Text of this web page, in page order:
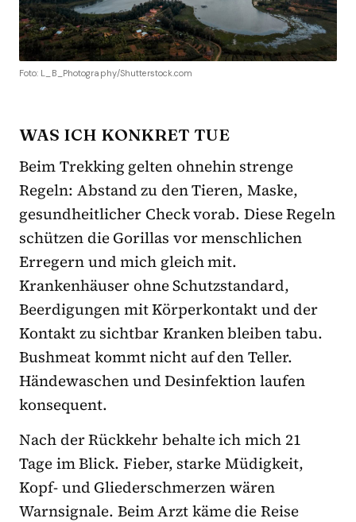
Foto: L_B_Photography/Shutterstock.com
WAS ICH KONKRET TUE
Beim Trekking gelten ohnehin strenge
Regeln: Abstand zu den Tieren, Maske,
gesundheitlicher Check vorab. Diese Regeln
schützen die Gorillas vor menschlichen
Erregern und mich gleich mit.
Krankenhäuser ohne Schutzstandard,
Beerdigungen mit Körperkontakt und der
Kontakt zu sichtbar Kranken bleiben tabu.
Bushmeat kommt nicht auf den Teller.
Händewaschen und Desinfektion laufen
konsequent.
Nach der Rückkehr behalte ich mich 21
Tage im Blick. Fieber, starke Müdigkeit,
Kopf- und Gliederschmerzen wären
Warnsignale. Beim Arzt käme die Reise